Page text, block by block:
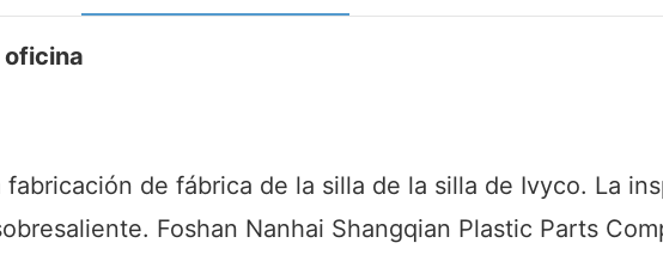
oficina
de fábrica de la silla de la silla de Ivyco. La
Foshan Nanhai Shangqian Plastic Parts